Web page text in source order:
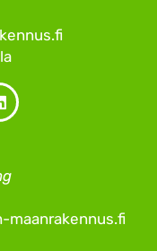
maanrakennus.fi